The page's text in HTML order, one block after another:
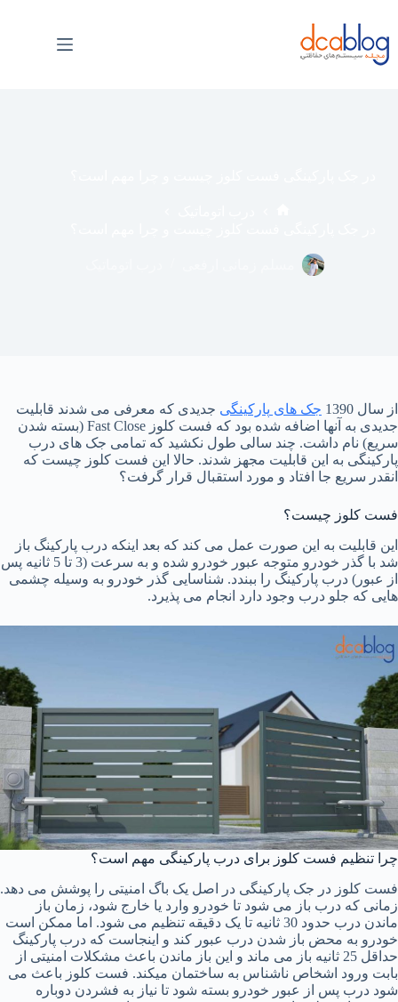
محتوا
از سال 1390 جک های پارکینگی جدیدی که معرفی می شدند قابلیت
جدیدی به آنها اضافه شده بود که فست کلوز Fast Close (بسته شدن
سریع) نام داشت. چند سالی طول نکشید که تمامی جک های درب
پارکینگی به این قابلیت مجهز شدند. حالا این فست کلوز چیست که
انقدر سریع جا افتاد و مورد استقبال قرار گرفت؟
فست کلوز چیست؟
این قابلیت به این صورت عمل می کند که بعد اینکه درب پارکینگ باز
شد با گذر خودرو متوجه عبور خودرو شده و به سرعت (3 تا 5 ثانیه پس
از عبور) درب پارکینگ را ببندد. شناسایی گذر خودرو به وسیله چشمی
هایی که جلو درب وجود دارد انجام می پذیرد.
چرا تنظیم فست کلوز برای درب پارکینگی مهم است؟
فست کلوز در جک پارکینگی در اصل یک باگ امنیتی را پوشش می دهد.
زمانی که درب باز می شود تا خودرو وارد یا خارج شود، زمان باز
ماندن درب حدود 30 ثانیه تا یک دقیقه تنظیم می شود. اما ممکن است
خودرو به محض باز شدن درب عبور کند و اینجاست که درب پارکینگ
حداقل 25 ثانیه باز می ماند و این باز ماندن باعث مشکلات امنیتی از
بابت ورود اشخاص ناشناس به ساختمان میکند. فست کلوز باعث می
شود درب پس از عبور خودرو بسته شود تا نیاز به فشردن دوباره